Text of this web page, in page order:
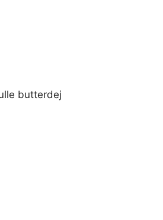
butterdej